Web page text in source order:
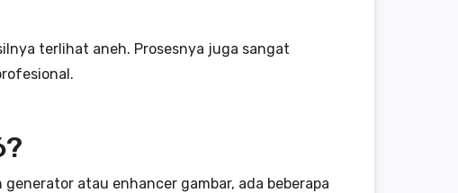
terlihat aneh. Prosesnya juga sangat
atau enhancer gambar, ada beberapa